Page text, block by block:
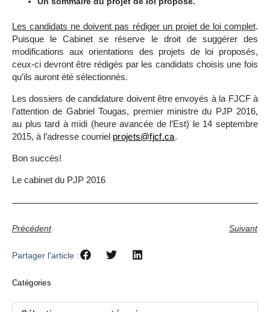
Les candidats ne doivent pas rédiger un projet de loi complet.
Puisque le Cabinet se réserve le droit de suggérer des
modifications aux orientations des projets de loi proposés,
ceux-ci devront être rédigés par les candidats choisis une fois
qu’ils auront été sélectionnés.
Les dossiers de candidature doivent être envoyés à la FJCF à
l’attention de Gabriel Tougas, premier ministre du PJP 2016,
au plus tard à midi (heure avancée de l’Est) le 14 septembre
2015, à l’adresse courriel projets@fjcf.ca.
Bon succès!
Le cabinet du PJP 2016
Précédent Suivant
Partager l'article :
Catégories
Catégories